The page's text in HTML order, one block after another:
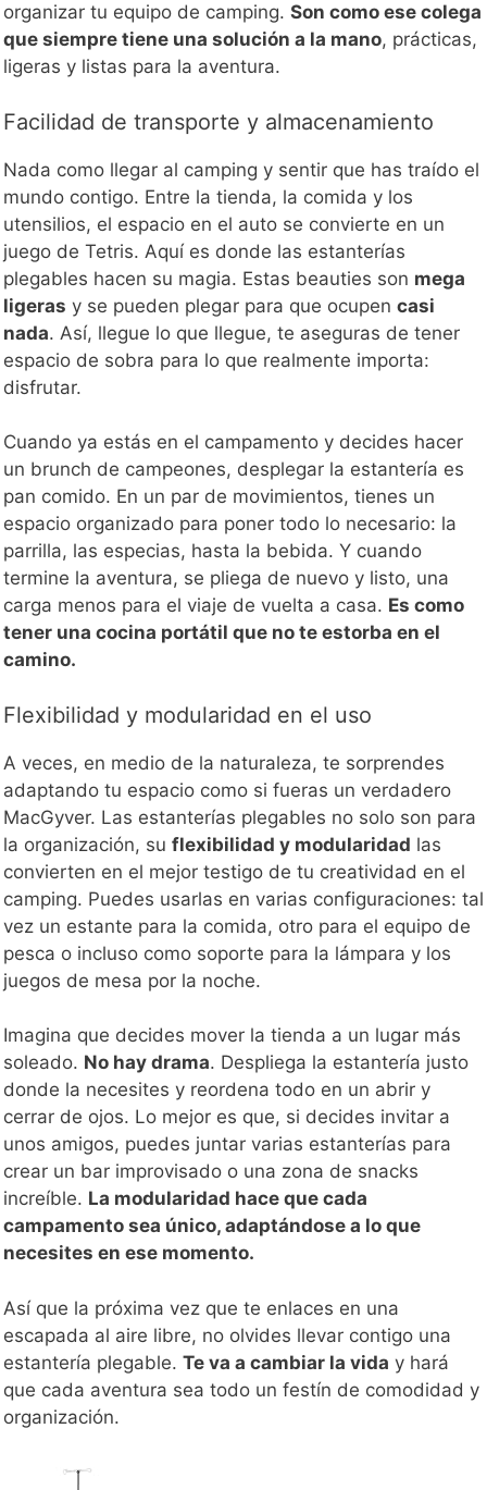
organizar tu equipo de camping. Son como ese colega
que siempre tiene una solución a la mano, prácticas,
ligeras y listas para la aventura.
Facilidad de transporte y almacenamiento
Nada como llegar al camping y sentir que has traído el
mundo contigo. Entre la tienda, la comida y los
utensilios, el espacio en el auto se convierte en un
juego de Tetris. Aquí es donde las estanterías
plegables hacen su magia. Estas beauties son mega
ligeras y se pueden plegar para que ocupen casi
nada. Así, llegue lo que llegue, te aseguras de tener
espacio de sobra para lo que realmente importa:
disfrutar.
Cuando ya estás en el campamento y decides hacer
un brunch de campeones, desplegar la estantería es
pan comido. En un par de movimientos, tienes un
espacio organizado para poner todo lo necesario: la
parrilla, las especias, hasta la bebida. Y cuando
termine la aventura, se pliega de nuevo y listo, una
carga menos para el viaje de vuelta a casa. Es como
tener una cocina portátil que no te estorba en el
camino.
Flexibilidad y modularidad en el uso
A veces, en medio de la naturaleza, te sorprendes
adaptando tu espacio como si fueras un verdadero
MacGyver. Las estanterías plegables no solo son para
la organización, su flexibilidad y modularidad las
convierten en el mejor testigo de tu creatividad en el
camping. Puedes usarlas en varias configuraciones: tal
vez un estante para la comida, otro para el equipo de
pesca o incluso como soporte para la lámpara y los
juegos de mesa por la noche.
Imagina que decides mover la tienda a un lugar más
soleado. No hay drama. Despliega la estantería justo
donde la necesites y reordena todo en un abrir y
cerrar de ojos. Lo mejor es que, si decides invitar a
unos amigos, puedes juntar varias estanterías para
crear un bar improvisado o una zona de snacks
increíble. La modularidad hace que cada
campamento sea único, adaptándose a lo que
necesites en ese momento.
Así que la próxima vez que te enlaces en una
escapada al aire libre, no olvides llevar contigo una
estantería plegable. Te va a cambiar la vida y hará
que cada aventura sea todo un festín de comodidad y
organización.